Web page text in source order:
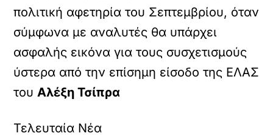
πολιτική αφετηρία του Σεπτεμβρίου, όταν
σύμφωνα με αναλυτές θα υπάρχει
ασφαλής εικόνα για τους συσχετισμούς
ύστερα από την επίσημη είσοδο της ΕΛΑΣ
τουΑλέξη Τσίπρα
Τελευταία Νέα